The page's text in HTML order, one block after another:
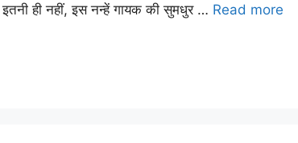
ही नहीं, इस नन्हें गायक की सुमधुर … Read more